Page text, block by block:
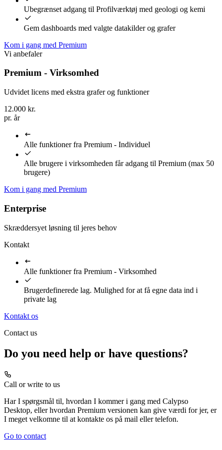
Ubegrænset adgang til Profilværktøj med geologi og kemi
Gem dashboards med valgte datakilder og grafer
Kom i gang med Premium
Vi anbefaler
Premium - Virksomhed
Udvidet licens med ekstra grafer og funktioner
12.000 kr.
pr. år
Alle funktioner fra Premium - Individuel
Alle brugere i virksomheden får adgang til Premium (max 50
brugere)
Kom i gang med Premium
Enterprise
Skræddersyet løsning til jeres behov
Kontakt
Alle funktioner fra Premium - Virksomhed
Brugerdefinerede lag. Mulighed for at få egne data ind i
private lag
Kontakt os
Contact us
Do you need help or have questions?
Call or write to us
Har I spørgsmål til, hvordan I kommer i gang med Calypso
Desktop, eller hvordan Premium versionen kan give værdi for jer, er
I meget velkomne til at kontakte os på mail eller telefon.
Go to contact